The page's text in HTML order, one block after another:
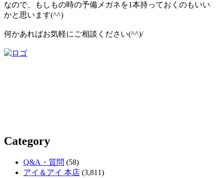
なので、もしもの時の予備メガネを1本持っておくのもいい
かと思います(^^)
何かあればお気軽にご相談ください(^^)/
Category
Q&A・質問 (58)
アイ＆アイ 本店 (3,811)